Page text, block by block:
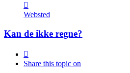
DrunkSon
Websted
Kan de ikke regne?
Share this topic on